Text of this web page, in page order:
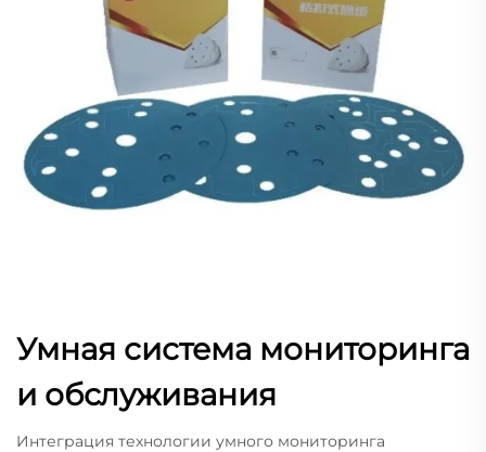
Умная система мониторинга
и обслуживания
Интеграция технологии умного мониторинга